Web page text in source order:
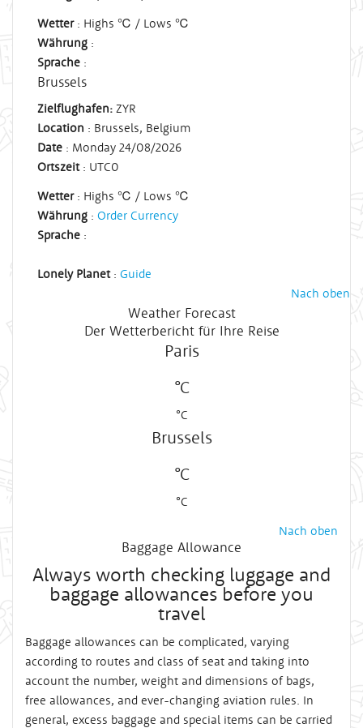
Wetter: Highs ℃ / Lows ℃
Währung :
Sprache :
Brussels
Zielflughafen: ZYR
Location : Brussels, Belgium
Date : Monday 24/08/2026
Ortszeit: UTC0
Wetter: Highs ℃ / Lows ℃
Währung : Order Currency
Sprache :
Lonely Planet: Guide
Nach oben
Weather Forecast
Der Wetterbericht für Ihre Reise
Paris
°C
°C
Brussels
°C
°C
Nach oben
Baggage Allowance
Always worth checking luggage and
baggage allowances before you
travel
Baggage allowances can be complicated, varying
according to routes and class of seat and taking into
account the number, weight and dimensions of bags,
free allowances, and ever-changing aviation rules. In
general, excess baggage and special items can be carried